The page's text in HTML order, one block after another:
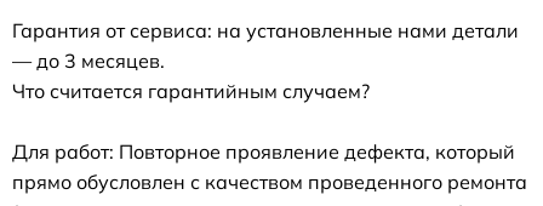
Гарантия от сервиса: на установленные нами детали
— до 3 месяцев.
Что считается гарантийным случаем?
Для работ: Повторное проявление дефекта, который
прямо обусловлен с качеством проведенного ремонта